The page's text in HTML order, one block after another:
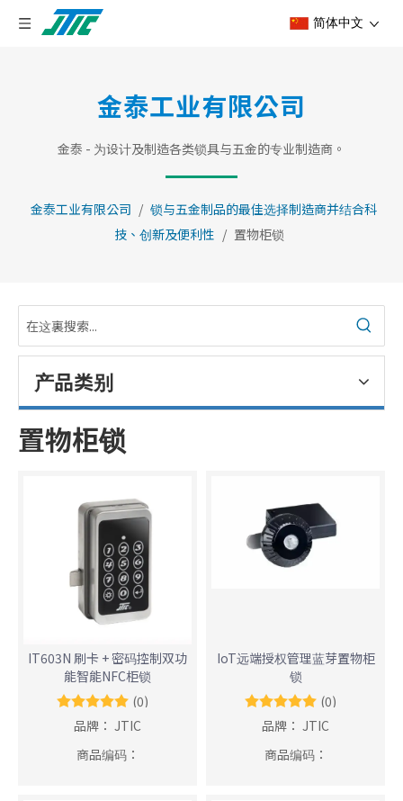
简体中文
金泰工业有限公司
金泰 - 为设计及制造各类锁具与五金的专业制造商。
金泰工业有限公司 / 锁与五金制品的最佳选择制造商并结合科
技、创新及便利性 / 置物柜锁
产品类别
置物柜锁
IT603N 刷卡 + 密码控制双功
能智能NFC柜锁
(0)
品牌： JTIC
商品编码：
IoT远端授权管理蓝芽置物柜
锁
(0)
品牌： JTIC
商品编码：